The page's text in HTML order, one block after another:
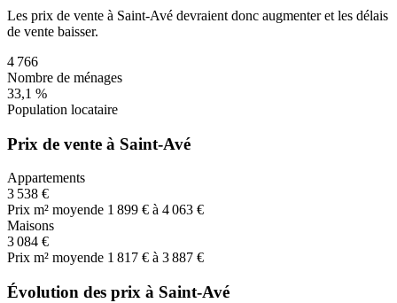
Les prix de vente à Saint-Avé devraient donc augmenteret les délais
de vente baisser.
4 766
Nombre de ménages
33,1 %
Population locataire
Prix de vente à Saint-Avé
Appartements
3 538 €
Prix m² moyende 1 899 € à 4 063 €
Maisons
3 084 €
Prix m² moyende 1 817 € à 3 887 €
Évolution des prix à Saint-Avé